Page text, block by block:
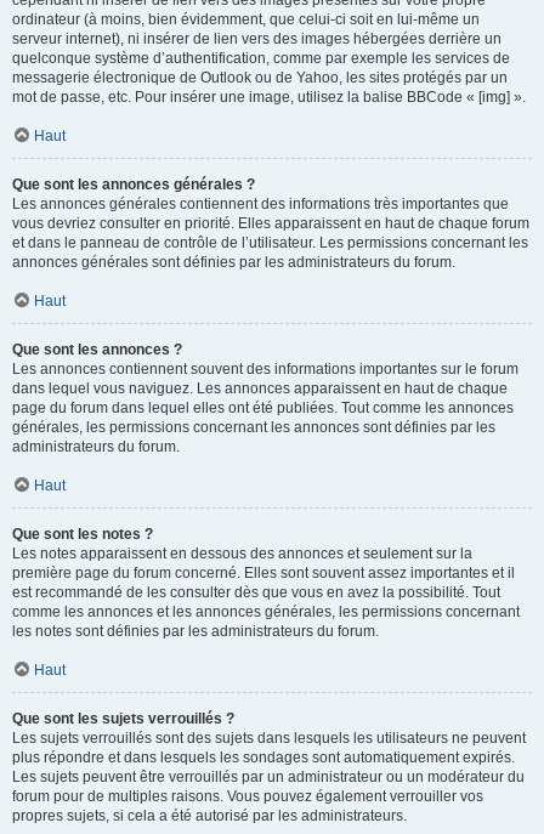
ordinateur (à moins, bien évidemment, que celui-ci soit en lui-même un
serveur internet), ni insérer de lien vers des images hébergées derrière un
quelconque système d’authentification, comme par exemple les services de
messagerie électronique de Outlook ou de Yahoo, les sites protégés par un
mot de passe, etc. Pour insérer une image, utilisez la balise BBCode « [img] ».
Haut
Que sont les annonces générales ?
Les annonces générales contiennent des informations très importantes que
vous devriez consulter en priorité. Elles apparaissent en haut de chaque forum
et dans le panneau de contrôle de l’utilisateur. Les permissions concernant les
annonces générales sont définies par les administrateurs du forum.
Haut
Que sont les annonces ?
Les annonces contiennent souvent des informations importantes sur le forum
dans lequel vous naviguez. Les annonces apparaissent en haut de chaque
page du forum dans lequel elles ont été publiées. Tout comme les annonces
générales, les permissions concernant les annonces sont définies par les
administrateurs du forum.
Haut
Que sont les notes ?
Les notes apparaissent en dessous des annonces et seulement sur la
première page du forum concerné. Elles sont souvent assez importantes et il
est recommandé de les consulter dès que vous en avez la possibilité. Tout
comme les annonces et les annonces générales, les permissions concernant
les notes sont définies par les administrateurs du forum.
Haut
Que sont les sujets verrouillés ?
Les sujets verrouillés sont des sujets dans lesquels les utilisateurs ne peuvent
plus répondre et dans lesquels les sondages sont automatiquement expirés.
Les sujets peuvent être verrouillés par un administrateur ou un modérateur du
forum pour de multiples raisons. Vous pouvez également verrouiller vos
propres sujets, si cela a été autorisé par les administrateurs.